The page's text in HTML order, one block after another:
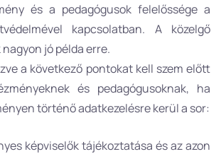
és a pedagógusok felelőssége a
kapcsolatban. A közelgő
jó példa erre.
a következő pontokat kell szem előtt
és pedagógusoknak, ha
történő adatkezelésre kerül a sor:
képviselők tájékoztatása és az azon